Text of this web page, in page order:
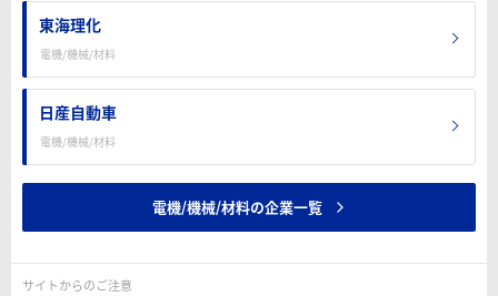
東海理化
電機/機械/材料
日産自動車
電機/機械/材料
電機/機械/材料の企業一覧
サイトからのご注意